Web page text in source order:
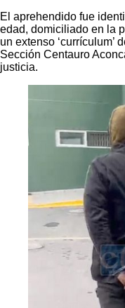
El aprehendido fue
edad, domiciliado en la
un extenso ‘currículum’
Sección Centauro
justicia.